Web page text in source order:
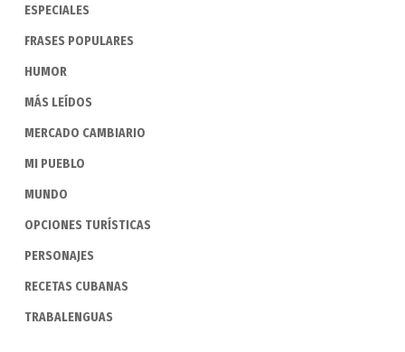
ESPECIALES
FRASES POPULARES
HUMOR
MÁS LEÍDOS
MERCADO CAMBIARIO
MI PUEBLO
MUNDO
OPCIONES TURÍSTICAS
PERSONAJES
RECETAS CUBANAS
TRABALENGUAS